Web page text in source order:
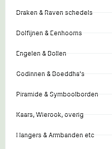
Draken & Raven schedels
Dolfijnen & Eenhoorns
Engelen & Bollen
Godinnen & Boeddha's
Piramide & Symboolborden
Kaars, Wierook, overig
Hangers & Armbanden etc